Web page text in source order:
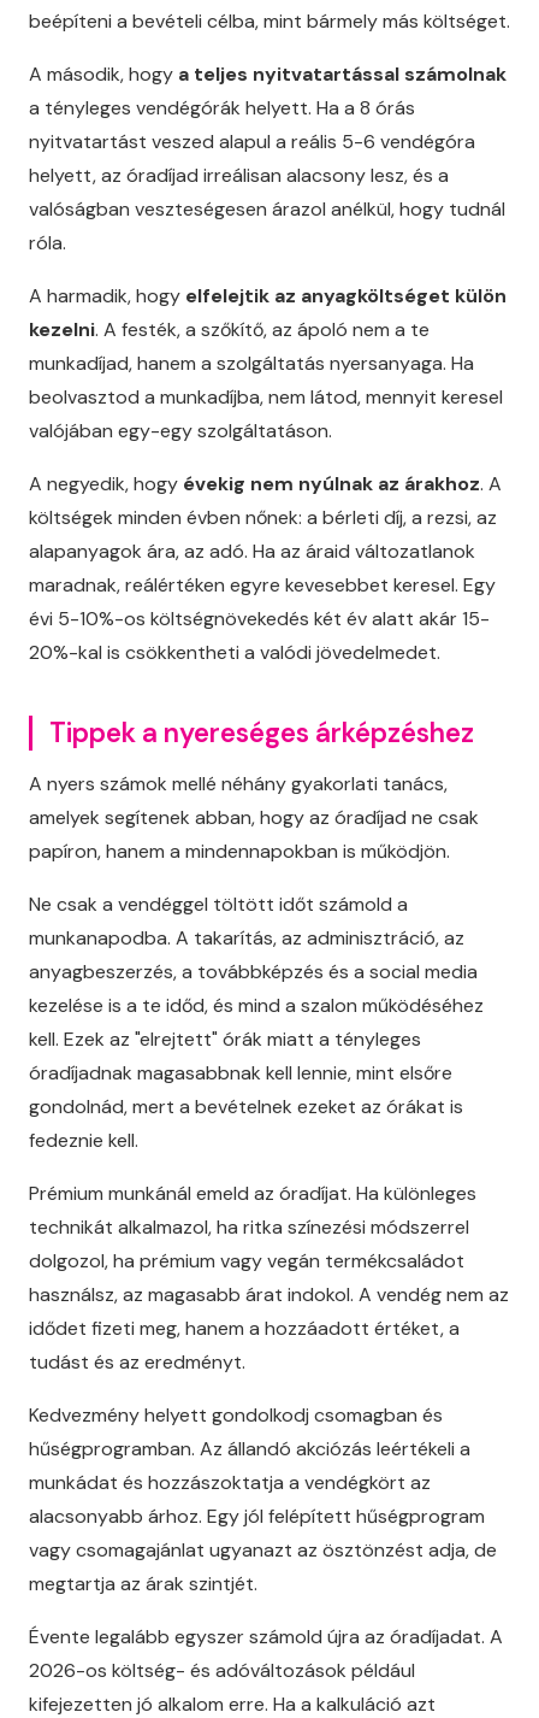
beépíteni a bevételi célba, mint bármely más költséget.
A második, hogy a teljes nyitvatartással számolnak
a tényleges vendégórák helyett. Ha a 8 órás
nyitvatartást veszed alapul a reális 5-6 vendégóra
helyett, az óradíjad irreálisan alacsony lesz, és a
valóságban veszteségesen árazol anélkül, hogy tudnál
róla.
A harmadik, hogy elfelejtik az anyagköltséget külön
kezelni. A festék, a szőkítő, az ápoló nem a te
munkadíjad, hanem a szolgáltatás nyersanyaga. Ha
beolvasztod a munkadíjba, nem látod, mennyit keresel
valójában egy-egy szolgáltatáson.
A negyedik, hogy évekig nem nyúlnak az árakhoz. A
költségek minden évben nőnek: a bérleti díj, a rezsi, az
alapanyagok ára, az adó. Ha az áraid változatlanok
maradnak, reálértéken egyre kevesebbet keresel. Egy
évi 5-10%-os költségnövekedés két év alatt akár 15-
20%-kal is csökkentheti a valódi jövedelmedet.
Tippek a nyereséges árképzéshez
A nyers számok mellé néhány gyakorlati tanács,
amelyek segítenek abban, hogy az óradíjad ne csak
papíron, hanem a mindennapokban is működjön.
Ne csak a vendéggel töltött időt számold a
munkanapodba. A takarítás, az adminisztráció, az
anyagbeszerzés, a továbbképzés és a social media
kezelése is a te időd, és mind a szalon működéséhez
kell. Ezek az "elrejtett" órák miatt a tényleges
óradíjadnak magasabbnak kell lennie, mint elsőre
gondolnád, mert a bevételnek ezeket az órákat is
fedeznie kell.
Prémium munkánál emeld az óradíjat. Ha különleges
technikát alkalmazol, ha ritka színezési módszerrel
dolgozol, ha prémium vagy vegán termékcsaládot
használsz, az magasabb árat indokol. A vendég nem az
idődet fizeti meg, hanem a hozzáadott értéket, a
tudást és az eredményt.
Kedvezmény helyett gondolkodj csomagban és
hűségprogramban. Az állandó akciózás leértékeli a
munkádat és hozzászoktatja a vendégkört az
alacsonyabb árhoz. Egy jól felépített hűségprogram
vagy csomagajánlat ugyanazt az ösztönzést adja, de
megtartja az árak szintjét.
Évente legalább egyszer számold újra az óradíjadat. A
2026-os költség- és adóváltozások például
kifejezetten jó alkalom erre. Ha a kalkuláció azt